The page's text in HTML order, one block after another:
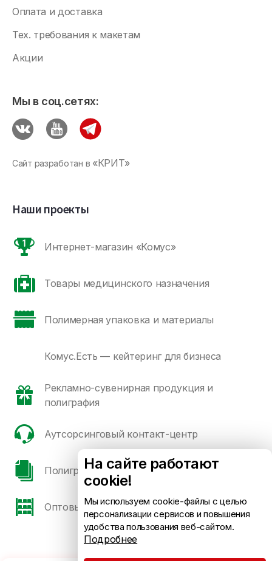
Оплата и доставка
Тех. требования к макетам
Акции
Мы в соц.сетях:
Сайт разработан в «КРИТ»
Наши проекты
Интернет-магазин «Комус»
Товары медицинского назначения
Полимерная упаковка и материалы
Комус.Есть — кейтеринг для бизнеса
Рекламно-сувенирная продукция и
полиграфия
Аутсорсинговый контакт-центр
Полиграфические сорта бумаги и картона
Оптовые продажи
На сайте работают
cookie!
Мы используем cookie-файлы с целью
персонализации сервисов и повышения
удобства пользования веб-сайтом.
Подробнее